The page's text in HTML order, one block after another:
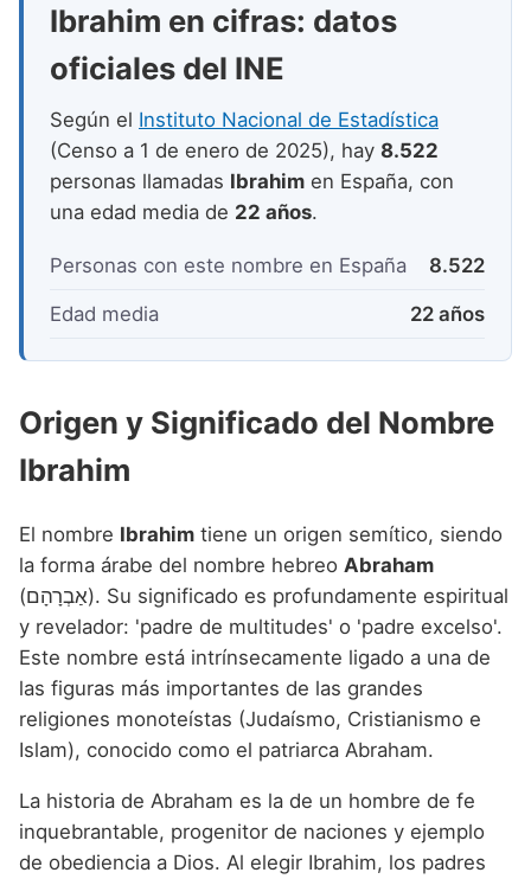
Nombres de niño que empiezan por T
Nombres de niño que empiezan por U
Nombres de niño que empiezan por V
Nombres de niño que empiezan por W
Nombres de niño que empiezan por X
Ibrahim en cifras: datos
oficiales del INE
Según el Instituto Nacional de Estadística
(Censo a 1 de enero de 2025), hay 8.522
personas llamadas Ibrahim en España, con
una edad media de 22 años.
Personas con este nombre en España 8.522
Edad media 22 años
Origen y Significado del Nombre
Ibrahim
El nombre Ibrahim tiene un origen semítico, siendo
la forma árabe del nombre hebreo Abraham
(אַבְרָהָם). Su significado es profundamente espiritual
y revelador: 'padre de multitudes' o 'padre excelso'.
Este nombre está intrínsecamente ligado a una de
las figuras más importantes de las grandes
religiones monoteístas (Judaísmo, Cristianismo e
Islam), conocido como el patriarca Abraham.
La historia de Abraham es la de un hombre de fe
inquebrantable, progenitor de naciones y ejemplo
de obediencia a Dios. Al elegir Ibrahim, los padres